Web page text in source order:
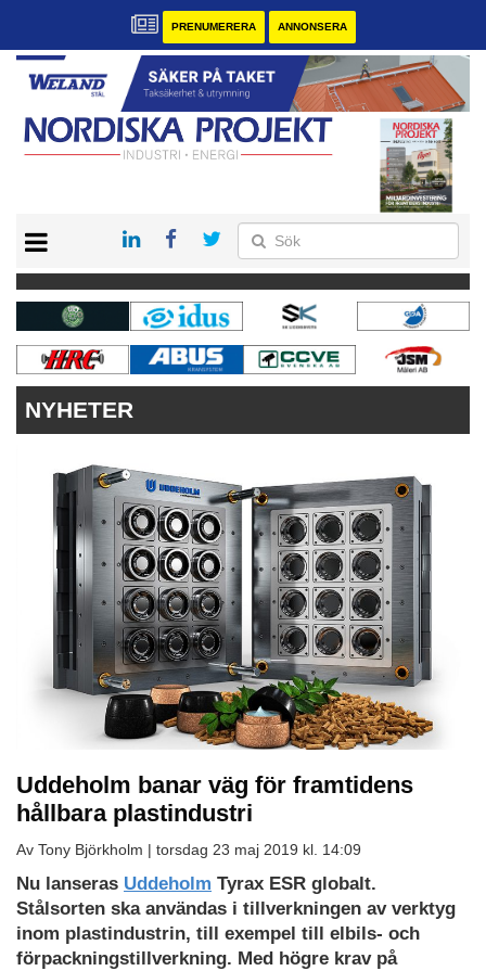
PRENUMERERA ANNONSERA
KONTAKT
VÅRA ANDRA MAGASIN
PRENUMERERA
ANNONSERA
NYHETER
Uddeholm banar väg för framtidens
hållbara plastindustri
Av Tony Björkholm | torsdag 23 maj 2019 kl. 14:09
Nu lanseras Uddeholm Tyrax ESR globalt.
Stålsorten ska användas i tillverkningen av verktyg
inom plastindustrin, till exempel till elbils- och
förpackningstillverkning. Med högre krav på